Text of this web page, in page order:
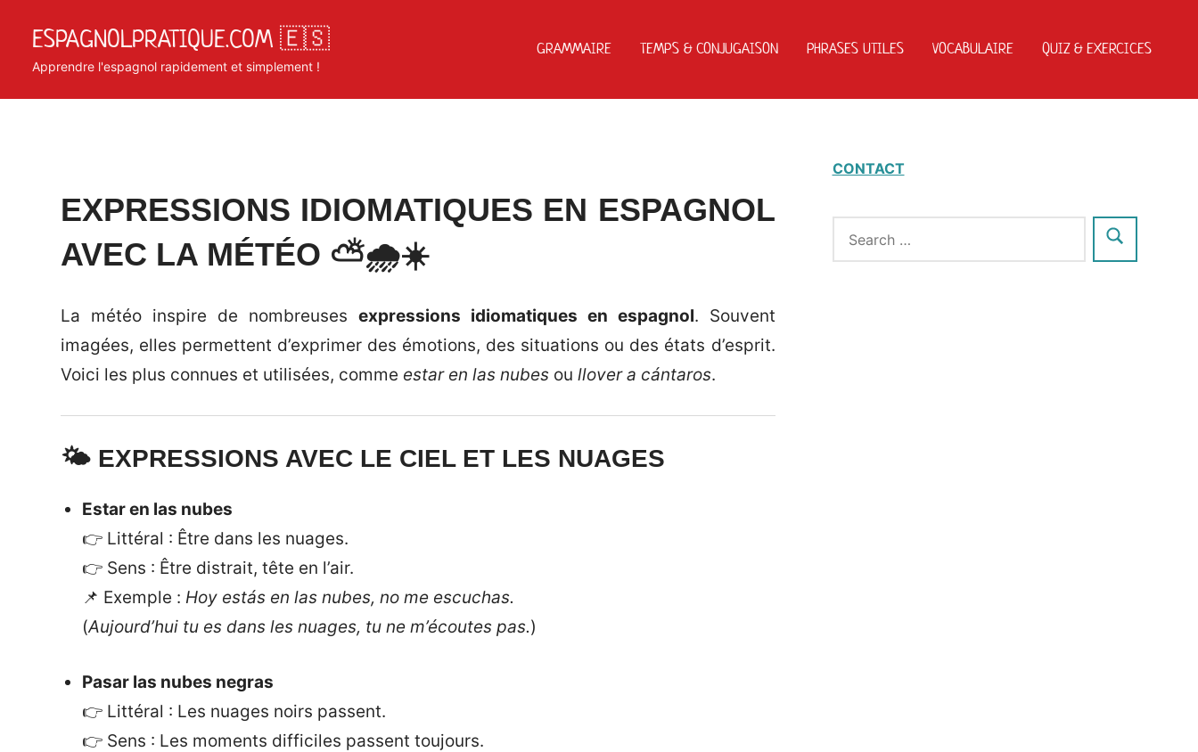
content
ESPAGNOLPRATIQUE.COM 🇪🇸
Apprendre l'espagnol rapidement et simplement !
GRAMMAIRE TEMPS & CONJUGAISON PHRASES UTILES VOCABULAIRE QUIZ & EXERCICES
Posted
on
octobre
by
Matosan3142020
in
Phrases
utiles
EXPRESSIONS IDIOMATIQUES EN ESPAGNOL
AVEC LA MÉTÉO ⛅🌧️☀️
La météo inspire de nombreuses expressions idiomatiques en espagnol. Souvent
imagées, elles permettent d’exprimer des émotions, des situations ou des états d’esprit.
Voici les plus connues et utilisées, comme estar en las nubes ou llover a cántaros.
🌤️ EXPRESSIONS AVEC LE CIEL ET LES NUAGES
Estar en las nubes
👉 Littéral : Être dans les nuages.
👉 Sens : Être distrait, tête en l’air.
📌 Exemple : Hoy estás en las nubes, no me escuchas.
(Aujourd’hui tu es dans les nuages, tu ne m’écoutes pas.)
Pasar las nubes negras
👉 Littéral : Les nuages noirs passent.
👉 Sens : Les moments difficiles passent toujours.
CONTACT